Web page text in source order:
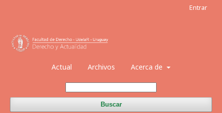
Actual Archivos Acerca de
Buscar
Entrar